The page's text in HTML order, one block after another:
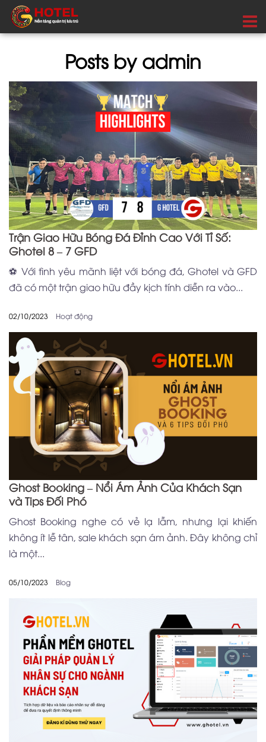
Posts by admin
Trận Giao Hữu Bóng Đá Đỉnh Cao Với Tỉ Số:
Ghotel 8 – 7 GFD
⚽️ Với tình yêu mãnh liệt với bóng đá, Ghotel và GFD
đã có một trận giao hữu đầy kịch tính diễn ra vào...
02/10/2023 Hoạt động
Ghost Booking – Nổi Ám Ảnh Của Khách Sạn
và Tips Đối Phó
Ghost Booking nghe có vẻ lạ lẫm, nhưng lại khiến
không ít lễ tân, sale khách sạn ám ảnh. Đây không chỉ
là một...
05/10/2023 Blog